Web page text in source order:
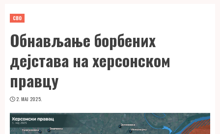
СВО
Обнављање борбених
дејстава на херсонском
правцу
2. МАЈ 2025.